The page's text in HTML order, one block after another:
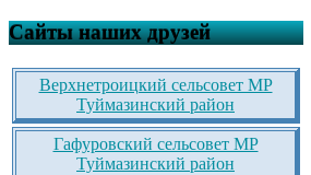
Сайты наших друзей
Верхнетроицкий сельсовет МР
Туймазинский район
Гафуровский сельсовет МР
Туймазинский район